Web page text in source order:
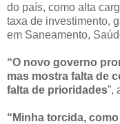
do país, como alta
taxa de investimento,
em Saneamento,
“O novo governo
mas mostra falta de
falta de prioridades”,
“Minha torcida,